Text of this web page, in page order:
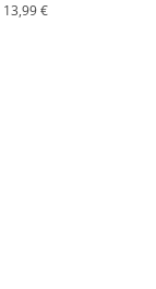
13,99 €